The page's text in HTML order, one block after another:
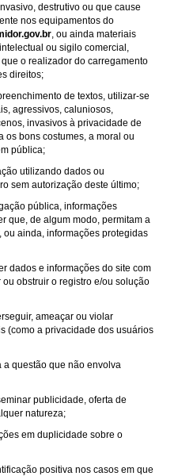
destrutivo ou que cause
nos equipamentos do
, ou ainda materiais
ou sigilo comercial,
o realizador do carregamento
direitos;
de textos, utilizar-se
agressivos, caluniosos,
invasivos à privacidade de
os bons costumes, a moral ou
pública;
utilizando dados ou
sem autorização deste último;
pública, informações
que, de algum modo, permitam a
ainda, informações protegidas
dados e informações do site com
obstruir o registro e/ou solução
ameaçar ou violar
(como a privacidade dos usuários
questão que não envolva
publicidade, oferta de
natureza;
em duplicidade sobre o
positiva nos casos em que